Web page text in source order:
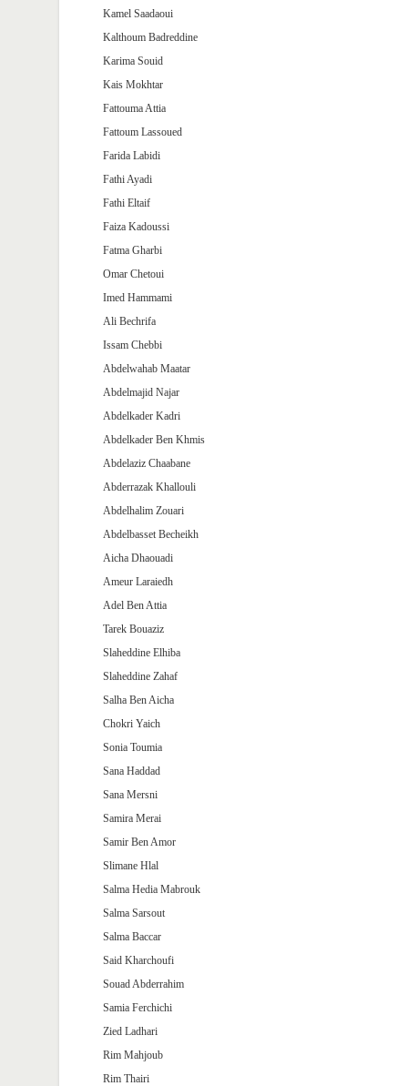
Kamel Saadaoui
Kalthoum Badreddine
Karima Souid
Kais Mokhtar
Fattouma Attia
Fattoum Lassoued
Farida Labidi
Fathi Ayadi
Fathi Eltaif
Faiza Kadoussi
Fatma Gharbi
Omar Chetoui
Imed Hammami
Ali Bechrifa
Issam Chebbi
Abdelwahab Maatar
Abdelmajid Najar
Abdelkader Kadri
Abdelkader Ben Khmis
Abdelaziz Chaabane
Abderrazak Khallouli
Abdelhalim Zouari
Abdelbasset Becheikh
Aicha Dhaouadi
Ameur Laraiedh
Adel Ben Attia
Tarek Bouaziz
Slaheddine Elhiba
Slaheddine Zahaf
Salha Ben Aicha
Chokri Yaich
Sonia Toumia
Sana Haddad
Sana Mersni
Samira Merai
Samir Ben Amor
Slimane Hlal
Salma Hedia Mabrouk
Salma Sarsout
Salma Baccar
Said Kharchoufi
Souad Abderrahim
Samia Ferchichi
Zied Ladhari
Rim Mahjoub
Rim Thairi